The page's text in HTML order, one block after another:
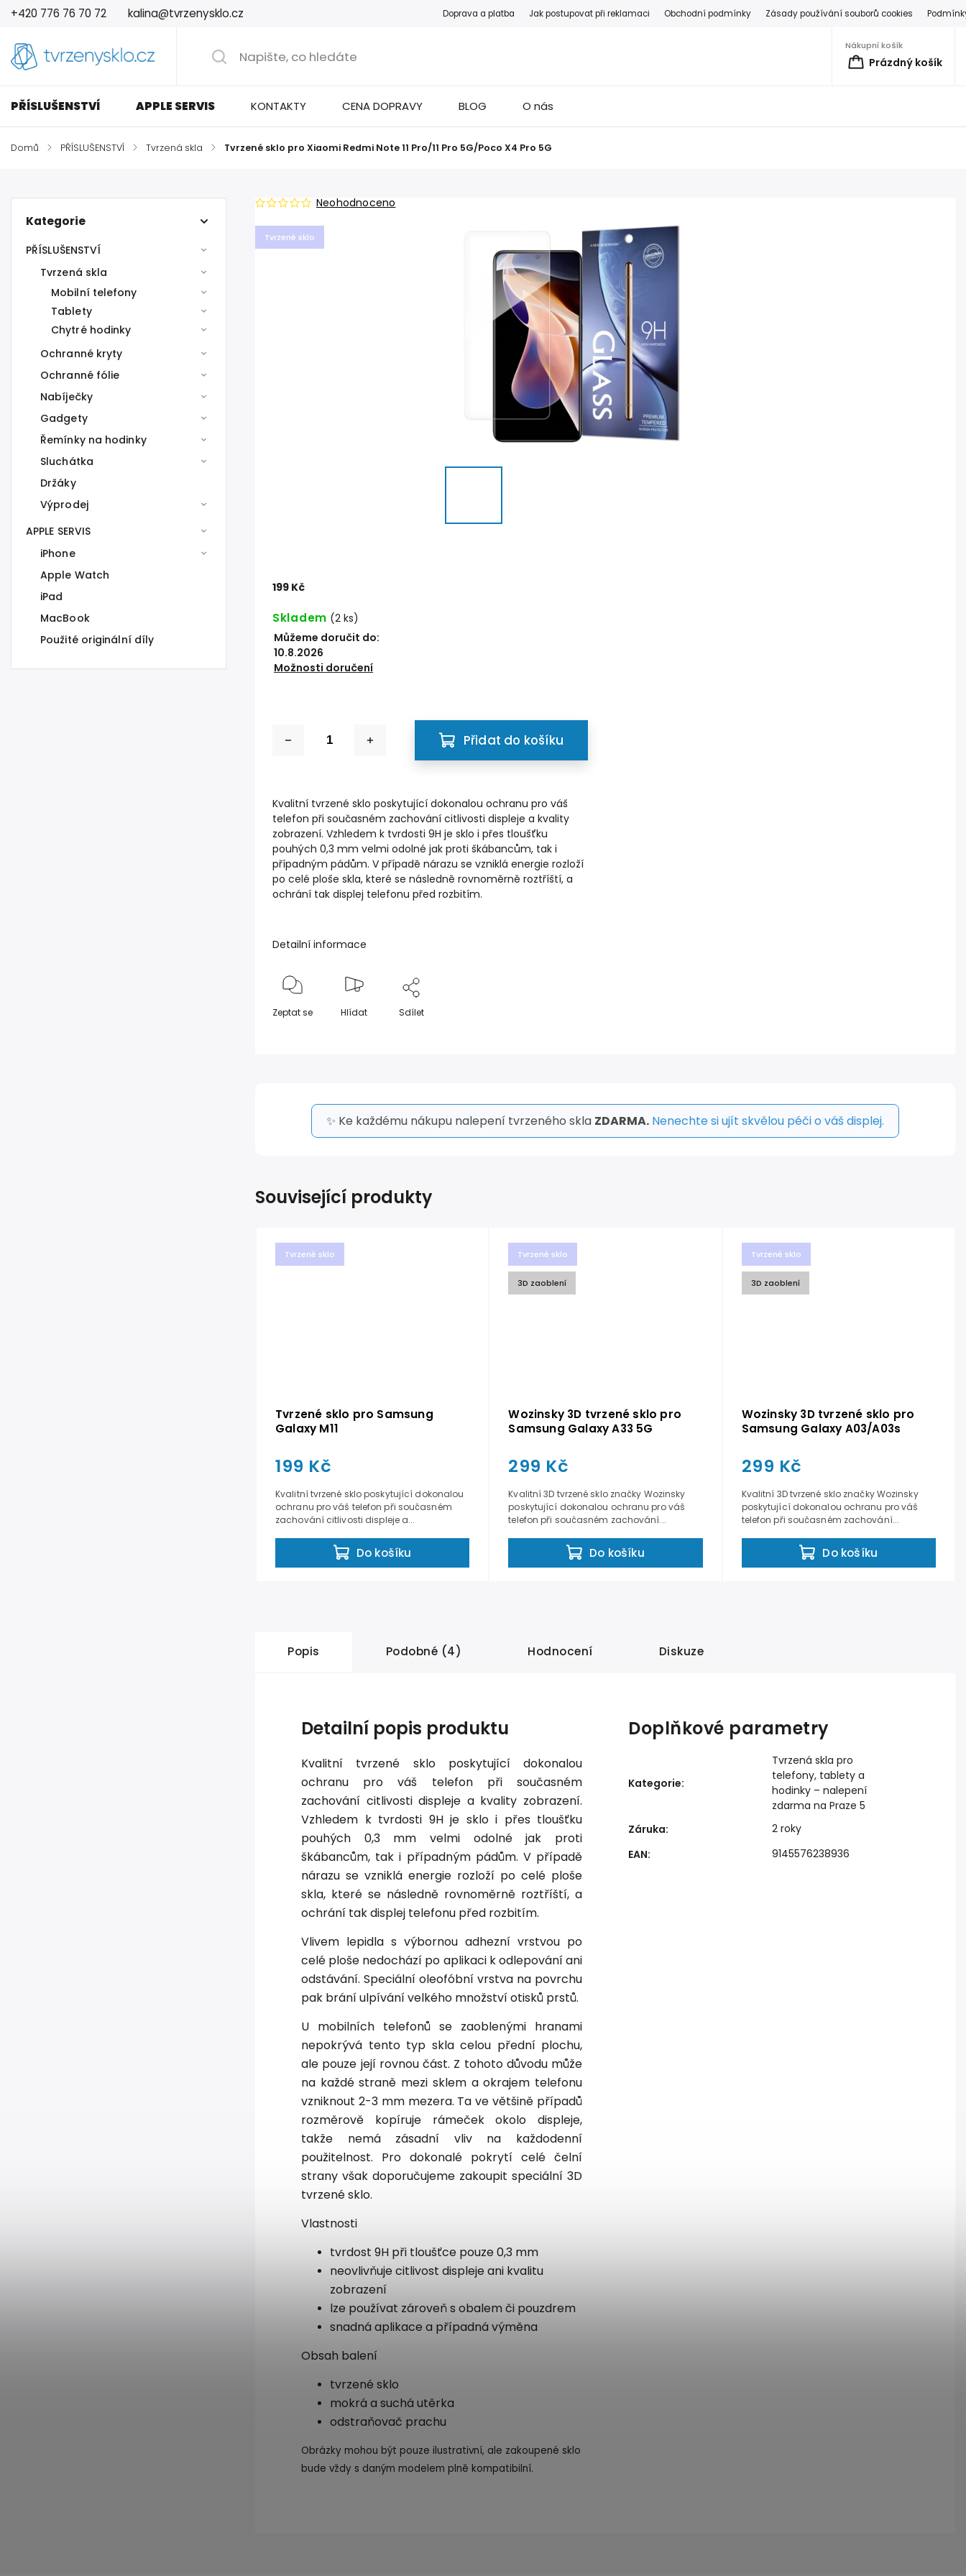
+420 776 76 70 72 kalina@tvrzenysklo.cz Doprava a platba Jak postupovat při reklamaci Obchodní podmínky Zásady používání souborů cookies
Nákupní košík
Prázdný košík
PŘÍSLUŠENSTVÍ APPLE SERVIS KONTAKTY CENA DOPRAVY BLOG O nás
Domů / PŘÍSLUŠENSTVÍ / Tvrzená skla / Tvrzené sklo pro Xiaomi Redmi Note 11 Pro/11 Pro 5G/Poco X4 Pro 5G
Kategorie
PŘÍSLUŠENSTVÍ
Tvrzená skla
Mobilní telefony
Tablety
Chytré hodinky
Ochranné kryty
Ochranné fólie
Nabíječky
Gadgety
Řemínky na hodinky
Sluchátka
Držáky
Výprodej
APPLE SERVIS
iPhone
Apple Watch
iPad
MacBook
Použité originální díly
Tvrzené sklo
Neohodnoceno
199 Kč
Skladem (2 ks)
Můžeme doručit do:
10.8.2026
Možnosti doručení
Přidat do košíku
Kvalitní tvrzené sklo poskytující dokonalou ochranu pro váš
telefon při současném zachování citlivosti displeje a kvality
zobrazení. Vzhledem k tvrdosti 9H je sklo i přes tloušťku
pouhých 0,3 mm velmi odolné jak proti škábancům, tak i
případným pádům. V případě nárazu se vzniklá energie rozloží
po celé ploše skla, které se následně rovnoměrně roztříští, a
ochrání tak displej telefonu před rozbitím.
Detailní informace
Zeptat se Hlídat Sdílet
✨ Ke každému nákupu nalepení tvrzeného skla ZDARMA. Nenechte si ujít skvělou péči o váš displej.
Související produkty
Tvrzené sklo
Tvrzené sklo pro Samsung
Galaxy M11
199 Kč
Do košíku
Kvalitní tvrzené sklo poskytující dokonalou
ochranu pro váš telefon při současném
zachování citlivosti displeje a...
Tvrzené sklo
3D zaoblení
Wozinsky 3D tvrzené sklo pro
Samsung Galaxy A33 5G
299 Kč
Do košíku
Kvalitní 3D tvrzené sklo značky Wozinsky
poskytující dokonalou ochranu pro váš
telefon při současném zachování...
Tvrzené sklo
3D zaoblení
Wozinsky 3D tvrzené sklo pro
Samsung Galaxy A03/A03s
299 Kč
Do košíku
Kvalitní 3D tvrzené sklo značky Wozinsky
poskytující dokonalou ochranu pro váš
telefon při současném zachování...
Popis Podobné (4) Hodnocení Diskuze
Detailní popis produktu
Kvalitní tvrzené sklo poskytující dokonalou
ochranu pro váš telefon při současném
zachování citlivosti displeje a kvality zobrazení.
Vzhledem k tvrdosti 9H je sklo i přes tloušťku
pouhých 0,3 mm velmi odolné jak proti
škábancům, tak i případným pádům. V případě
nárazu se vzniklá energie rozloží po celé ploše
skla, které se následně rovnoměrně roztříští, a
ochrání tak displej telefonu před rozbitím.
Vlivem lepidla s výbornou adhezní vrstvou po
celé ploše nedochází po aplikaci k odlepování ani
odstávání. Speciální oleofóbní vrstva na povrchu
pak brání ulpívání velkého množství otisků prstů.
U mobilních telefonů se zaoblenými hranami
nepokrývá tento typ skla celou přední plochu,
ale pouze její rovnou část. Z tohoto důvodu může
na každé straně mezi sklem a okrajem telefonu
vzniknout 2-3 mm mezera. Ta ve většině případů
rozměrově kopíruje rámeček okolo displeje,
takže nemá zásadní vliv na každodenní
použitelnost. Pro dokonalé pokrytí celé čelní
strany však doporučujeme zakoupit speciální 3D
tvrzené sklo.
Vlastnosti
tvrdost 9H při tloušťce pouze 0,3 mm
neovlivňuje citlivost displeje ani kvalitu
zobrazení
lze používat zároveň s obalem či pouzdrem
snadná aplikace a případná výměna
Obsah balení
tvrzené sklo
mokrá a suchá utěrka
odstraňovač prachu
Obrázky mohou být pouze ilustrativní, ale zakoupené sklo
bude vždy s daným modelem plně kompatibilní.
Doplňkové parametry
Kategorie:
Tvrzená skla pro
telefony, tablety a
hodinky – nalepení
zdarma na Praze 5
Záruka:
2 roky
EAN: 9145576238936